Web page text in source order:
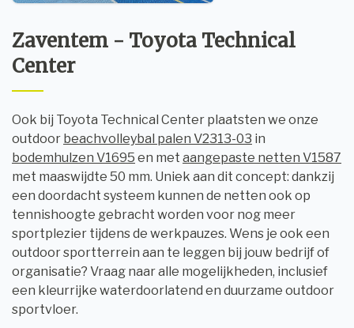
Zaventem - Toyota Technical
Center
Ook bij Toyota Technical Center plaatsten we onze
outdoor beachvolleybal palen V2313-03 in
bodemhulzen V1695 en met aangepaste netten V1587
met maaswijdte 50 mm. Uniek aan dit concept: dankzij
een doordacht systeem kunnen de netten ook op
tennishoogte gebracht worden voor nog meer
sportplezier tijdens de werkpauzes. Wens je ook een
outdoor sportterrein aan te leggen bij jouw bedrijf of
organisatie? Vraag naar alle mogelijkheden, inclusief
een kleurrijke waterdoorlatend en duurzame outdoor
sportvloer.